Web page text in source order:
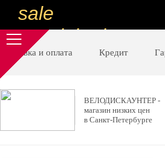
sale
special price
sale
низкие цены
вот дешево
Доставка и оплата Кредит
ВЕЛОДИСКАУНТЕР -
магазин низких цен
в Санкт-Петербурге